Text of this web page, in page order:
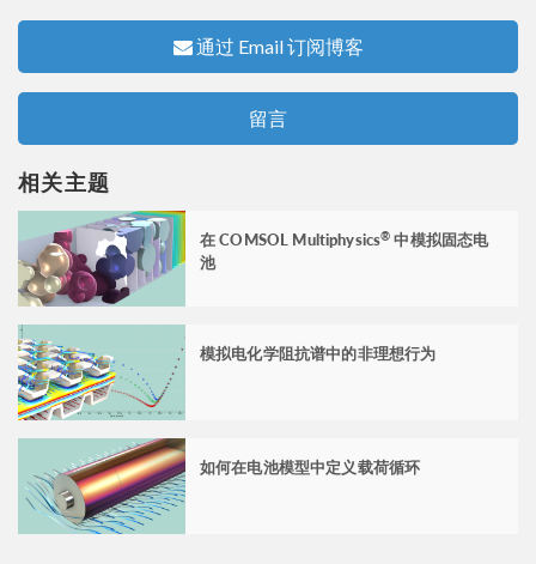
通过 Email 订阅博客
留言
相关主题
在 COMSOL Multiphysics® 中模拟固态电
池
模拟电化学阻抗谱中的非理想行为
如何在电池模型中定义载荷循环